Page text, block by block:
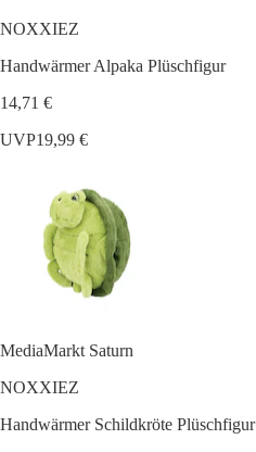
NOXXIEZ
Handwärmer Alpaka Plüschfigur
14,71 €
UVP19,99 €
MediaMarkt Saturn
NOXXIEZ
Handwärmer Schildkröte Plüschfigur